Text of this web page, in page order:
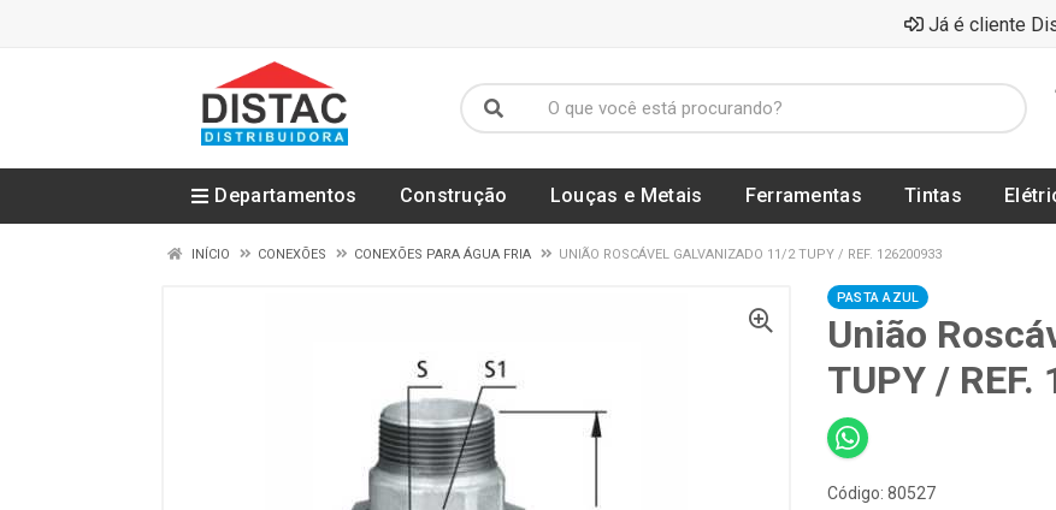
Já é cliente
Departamentos Construção Louças e Metais Ferramentas Tintas
INÍCIO CONEXÕES CONEXÕES PARA ÁGUA FRIA UNIÃO ROSCÁVEL GALVANIZADO 11/2 TUPY / REF. 126200933
PASTA AZUL
União
TUPY / REF.
Código: 80527